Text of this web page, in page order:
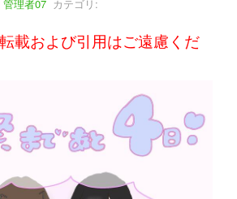
管理者07 カテゴリ:
載および引用はご遠慮くだ